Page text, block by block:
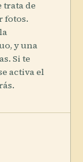
trata de
fotos.
y una
Si te
activa el